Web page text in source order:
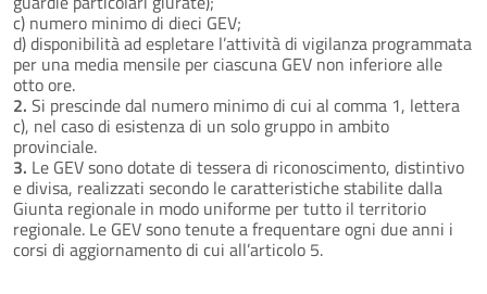
c) numero minimo di dieci GEV;
d) disponibilità ad espletare l’attività di vigilanza programmata
per una media mensile per ciascuna GEV non inferiore alle
otto ore.
2. Si prescinde dal numero minimo di cui al comma 1, lettera
c), nel caso di esistenza di un solo gruppo in ambito
provinciale.
3. Le GEV sono dotate di tessera di riconoscimento, distintivo
e divisa, realizzati secondo le caratteristiche stabilite dalla
Giunta regionale in modo uniforme per tutto il territorio
regionale. Le GEV sono tenute a frequentare ogni due anni i
corsi di aggiornamento di cui all’articolo 5.